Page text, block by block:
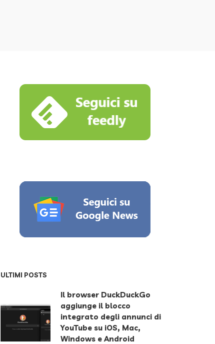
ULTIMI POSTS
Il browser DuckDuckGo
aggiunge il blocco
integrato degli annunci di
YouTube su iOS, Mac,
Windows e Android